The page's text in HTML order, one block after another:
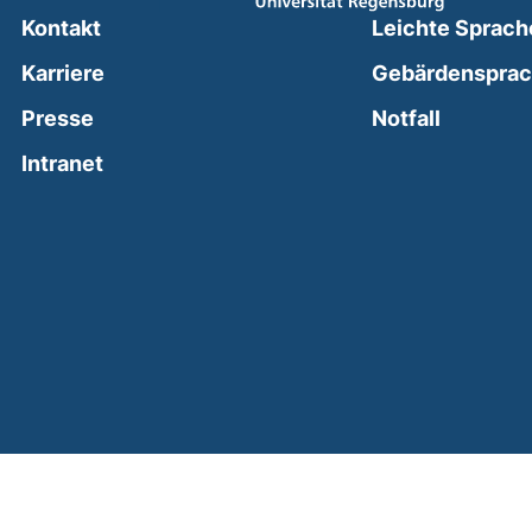
Kontakt
Karriere
Presse
Intranet(external link, opens in a new window)
Leichte
Notfall